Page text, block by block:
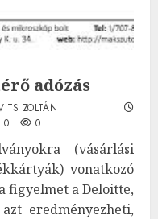
adózás
ZOLTÁN
0 0
(vásárlási
vonatkozó
figyelmet a Deloitte,
eredményezheti,